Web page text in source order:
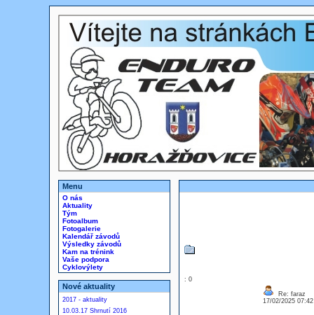
Menu
O nás
Aktuality
Tým
Fotoalbum
Fotogalerie
Kalendář závodů
Výsledky závodů
Kam na trénink
Vaše podpora
Cyklovýlety
Nové aktuality
2017 - aktuality
10.03.17 Shrnutí 2016
: 0
Re: faraz
17/02/2025